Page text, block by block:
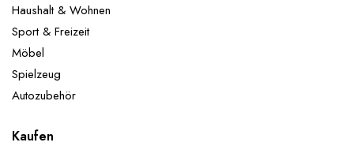
Haushalt & Wohnen
Sport & Freizeit
Möbel
Spielzeug
Autozubehör
Kaufen